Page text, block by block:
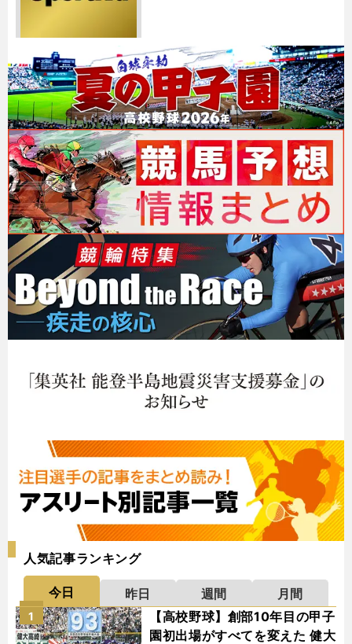
人気記事ランキング
今日 昨日 週間
月間
【高校野球】創部10年目の甲子
園初出場がすべてを変えた 健大
1